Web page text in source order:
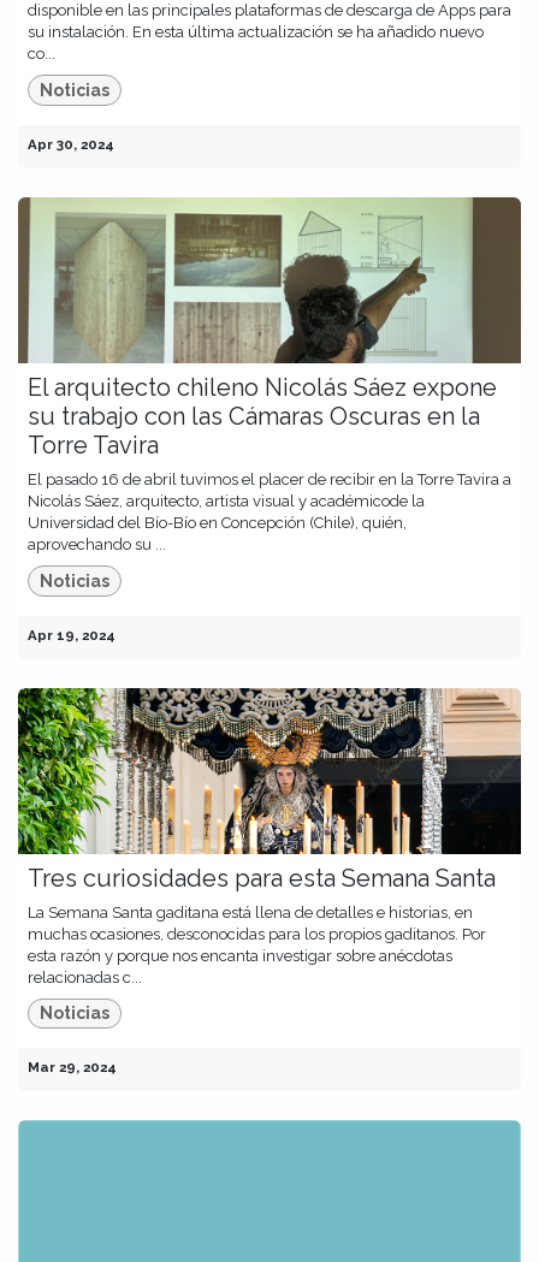
disponible en las principales plataformas de descarga de Apps para
su instalación. En esta última actualización se ha añadido nuevo
co...
Noticias
Apr 30, 2024
El arquitecto chileno Nicolás Sáez expone
su trabajo con las Cámaras Oscuras en la
Torre Tavira
El pasado 16 de abril tuvimos el placer de recibir en la Torre Tavira a
Nicolás Sáez, arquitecto, artista visual y académicode la
Universidad del Bío-Bío en Concepción (Chile), quién,
aprovechando su ...
Noticias
Apr 19, 2024
Tres curiosidades para esta Semana Santa
La Semana Santa gaditana está llena de detalles e historias, en
muchas ocasiones, desconocidas para los propios gaditanos. Por
esta razón y porque nos encanta investigar sobre anécdotas
relacionadas c...
Noticias
Mar 29, 2024